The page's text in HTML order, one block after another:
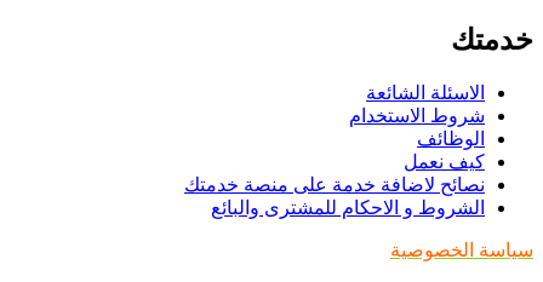
خدمتك
الاسئلة الشائعة
شروط الاستخدام
الوظائف
كيف نعمل
نصائح لاضافة خدمة على منصة خدمتك
الشروط و الاحكام للمشترى والبائع
سياسة الخصوصية